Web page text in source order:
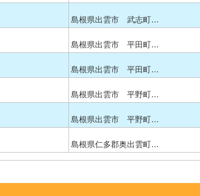
島根県出雲市 武志町…
島根県出雲市 平田町…
島根県出雲市 平田町…
島根県出雲市 平野町…
島根県出雲市 平野町…
島根県仁多郡奥出雲町…